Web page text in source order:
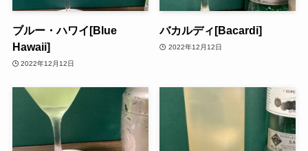
ブルー・ハワイ[Blue
Hawaii]
2022年12月12日
バカルディ[Bacardi]
2022年12月12日